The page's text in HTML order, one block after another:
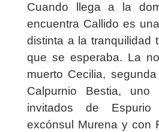
Cuando llega a la
encuentra Callido es
distinta a la tranquilidad
que se esperaba. La
muerto Cecilia,
Calpurnio Bestia,
invitados de
excónsul Murena y con